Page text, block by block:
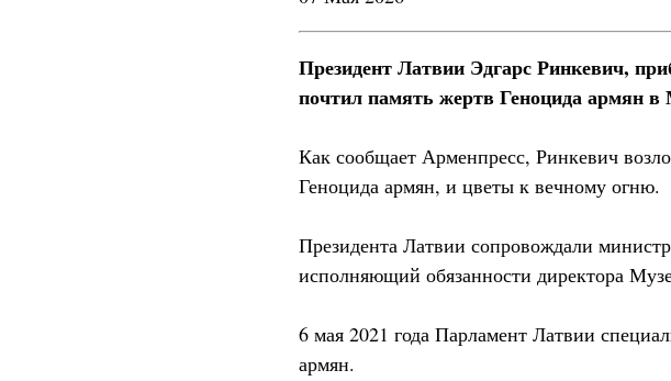
Президент Латвии Эдгарс Ринкевич,
почтил память жертв Геноцида армян
Как сообщает Арменпресс, Ринкевич
Геноцида армян, и цветы к вечному огню.
Президента Латвии сопровождали
исполняющий обязанности директора
6 мая 2021 года Парламент Латвии
армян.